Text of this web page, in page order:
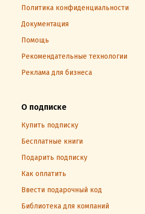
Политика конфиденциальности
Документация
Помощь
Рекомендательные технологии
Реклама для бизнеса
О подписке
Купить подписку
Бесплатные книги
Подарить подписку
Как оплатить
Ввести подарочный код
Библиотека для компаний